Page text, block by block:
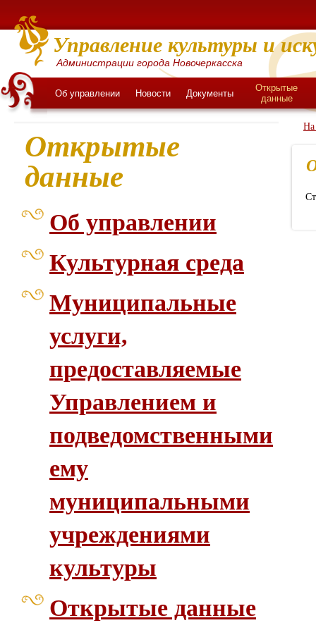
Управление культуры и
Администрации города Новочеркасска
Об управлении Новости Документы
Открытые
данные
Открытые
данные
Об управлении
Культурная среда
Муниципальные
услуги,
предоставляемые
Управлением и
подведомственными
ему
муниципальными
учреждениями
культуры
Открытые данные
На